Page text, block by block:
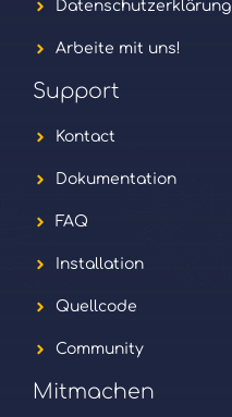
Datenschutzerklärung
Arbeite mit uns!
Support
Kontact
Dokumentation
FAQ
Installation
Quellcode
Community
Mitmachen